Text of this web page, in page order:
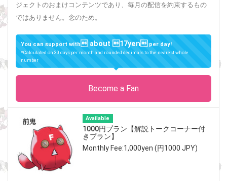
ジェクトのおまけコンテンツであり、毎月の配信を約束するもの
ではありません。念のため。
You can support with about 17yenper day!
*Calculated on 30 days per month and rounded decimals to the nearest whole
number
Become a Fan
Available
1000円プラン【解説トークコーナー付
きプラン】
Monthly Fee:1,000yen (円1000 JPY)